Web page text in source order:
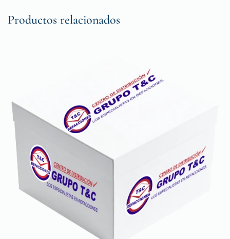
Productos relacionados